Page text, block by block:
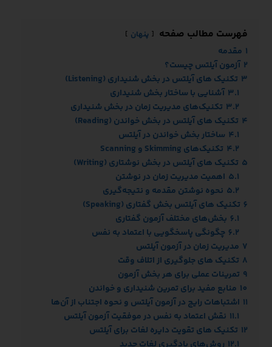
فهرست مطالب صفحه پنهان
1 مقدمه
2 آزمون آیلتس چیست؟
3 تکنیک‌ های آیلتس در بخش شنیداری (Listening)
3.1 آشنایی با ساختار بخش شنیداری
3.2 تکنیک‌های مدیریت زمان در بخش شنیداری
4 تکنیک‌ های آیلتس در بخش خواندن (Reading)
4.1 ساختار بخش خواندن در آیلتس
4.2 تکنیک‌های Skimming و Scanning
5 تکنیک‌ های آیلتس در بخش نوشتاری (Writing)
5.1 اهمیت مدیریت زمان در نوشتن
5.2 نحوه نوشتن مقدمه و نتیجه‌گیری
6 تکنیک‌ های آیلتس بخش گفتاری (Speaking)
6.1 بخش‌های مختلف آزمون گفتاری
6.2 چگونگی پاسخگویی با اعتماد به نفس
7 مدیریت زمان در آزمون آیلتس
8 تکنیک‌ های جلوگیری از اتلاف وقت
9 تمرینات عملی برای هر بخش آزمون
10 منابع مفید برای تمرین شنیداری و خواندن
11 اشتباهات رایج در آزمون آیلتس و نحوه اجتناب از آن‌ها
11.1 نقش اعتماد به نفس در موفقیت آزمون آیلتس
12 تکنیک‌ های تقویت دایره لغات برای آیلتس